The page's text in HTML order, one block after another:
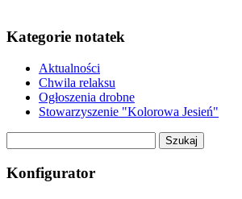
Kategorie notatek
Aktualności
Chwila relaksu
Ogłoszenia drobne
Stowarzyszenie "Kolorowa Jesień"
Konfigurator